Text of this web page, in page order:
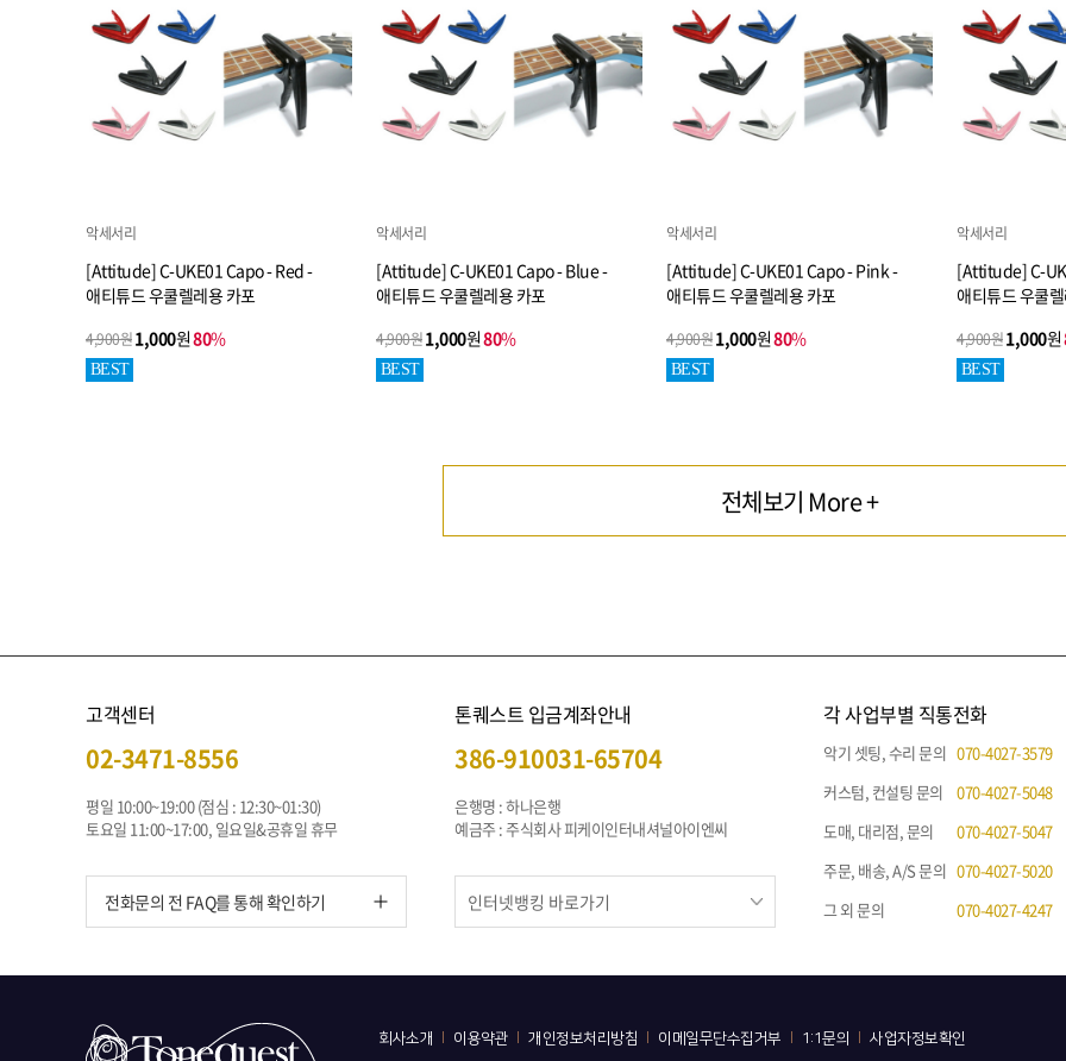
악세서리
[Attitude] C-UKE01 Capo - Red -
애티튜드 우쿨렐레용 카포
4,900원1,000원80%
BEST
악세서리
[Attitude] C-UKE01 Capo - Blue -
애티튜드 우쿨렐레용 카포
4,900원1,000원80%
BEST
악세서리
[Attitude] C-UKE01 Capo - Pink -
애티튜드 우쿨렐레용 카포
4,900원1,000원80%
BEST
악세서리
[Attitude] C-
애티튜드 우쿨
4,900원1,000원
BEST
전체보기 More +
고객센터
02-3471-8556
평일 10:00~19:00 (점심 : 12:30~01:30)
토요일 11:00~17:00, 일요일&공휴일 휴무
전화문의 전 FAQ를 통해 확인하기
톤퀘스트 입금계좌안내
386-910031-65704
은행명 : 하나은행
예금주 : 주식회사 피케이인터내셔널아이엔씨
각 사업부별 직통전화
악기 셋팅, 수리 문의 070-4027-3579
커스텀, 컨설팅 문의
070-4027-5048
도매, 대리점, 문의
070-4027-5047
주문, 배송, A/S 문의 070-4027-5020
그 외 문의
070-4027-4247
회사소개 이용약관 개인정보처리방침 이메일무단수집거부 1:1문의 사업자정보확인